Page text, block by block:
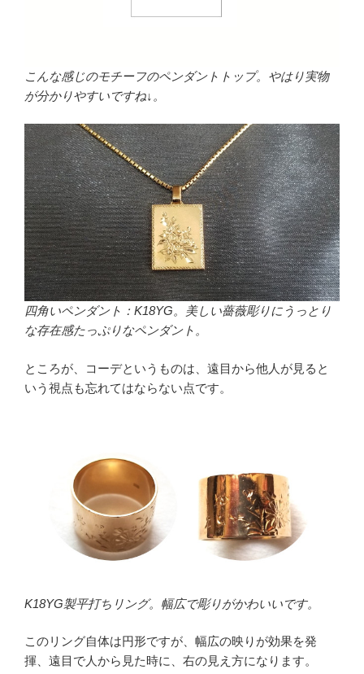
こんな感じのモチーフのペンダントトップ。やはり実物
が分かりやすいですね↓。
四角いペンダント：K18YG。美しい薔薇彫りにうっとり
な存在感たっぷりなペンダント。
ところが、コーデというものは、遠目から他人が見ると
いう視点も忘れてはならない点です。
K18YG製平打ちリング。幅広で彫りがかわいいです。
このリング自体は円形ですが、幅広の映りが効果を発
揮、遠目で人から見た時に、右の見え方になります。